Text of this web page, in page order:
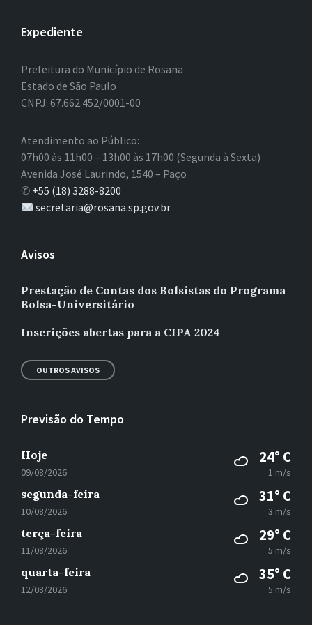
Expediente
Prefeitura do Município de Rosana
Estado de São Paulo
CNPJ: 67.662.452/0001-00
Atendimento ao Público:
07h00 às 11h00 – 13h00 às 17h00 (Segunda à Sexta)
Avenida José Laurindo, 1540 – Paço
✆ +55 (18) 3288-8200
secretaria@rosana.sp.gov.br
Avisos
Prestação de Contas dos Bolsistas do Programa
Bolsa-Universitário
Inscrições abertas para a CIPA 2024
OUTROS AVISOS
Previsão do Tempo
Hoje
09/08/2026
24° C
1 m/s
segunda-feira
10/08/2026
31° C
3 m/s
terça-feira
11/08/2026
29° C
5 m/s
quarta-feira
12/08/2026
35° C
5 m/s